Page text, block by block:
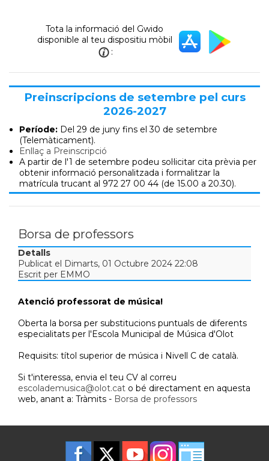
Tota la informació del Gwido
disponible al teu dispositiu mòbil
:
Preinscripcions de setembre pel curs
2026-2027
Període: Del 29 de juny fins el 30 de setembre
(Telemàticament).
Enllaç a Preinscripció
A partir de l'1 de setembre podeu sol·licitar cita prèvia per
obtenir informació personalitzada i formalitzar la
matrícula trucant al 972 27 00 44 (de 15.00 a 20.30).
Borsa de professors
Detalls
Publicat el Dimarts, 01 Octubre 2024 22:08
Escrit per EMMO
Atenció professorat de música!
Oberta la borsa per substitucions puntuals de diferents
especialitats per l'Escola Municipal de Música d'Olot
Requisits: títol superior de música i Nivell C de català.
Si t'interessa, envia el teu CV al correu
escolademusica@olot.cat o bé directament en aquesta
web, anant a: Tràmits - Borsa de professors